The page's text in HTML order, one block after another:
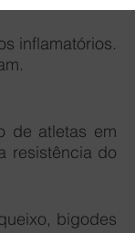
inflamatórios.
de atletas em
resistência do
bigodes